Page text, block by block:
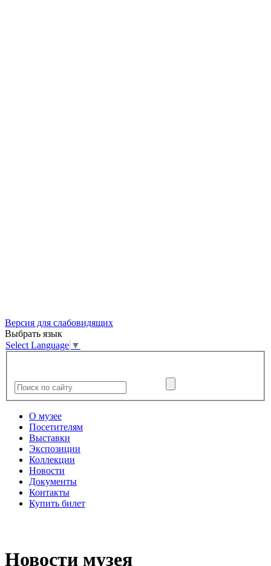
Версия для слабовидящих
Выбрать язык
Select Language ▼
О музее
Посетителям
Выставки
Экспозиции
Коллекции
Новости
Документы
Контакты
Купить билет
Новости музея